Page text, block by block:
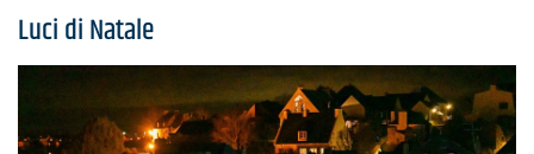
Luci di Natale